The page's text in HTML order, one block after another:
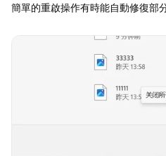
簡單的重啟操作有時能自動修復部